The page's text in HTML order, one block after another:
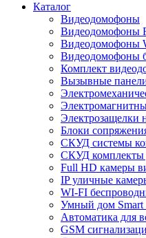
Каталог
Видеодомофоны
Видеодомофоны
Видеодомофоны
Видеодомофоны
Комплект
Вызывные
Электрозащелки
Блоки
СКУД системы
СКУД комплекты
Full HD камеры
IP уличные
WI-FI
Умный дом Smart
Автоматика для
GSM